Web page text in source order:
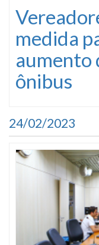
medida
aumento
ônibus
24/02/2023